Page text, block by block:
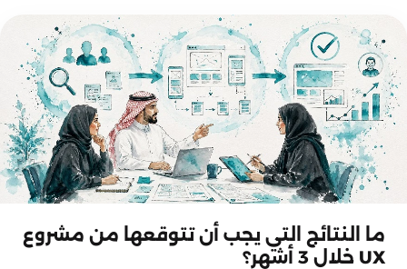
ما النتائج التي يجب أن تتوقعها من مشروع
UX خلال 3 أشهر؟